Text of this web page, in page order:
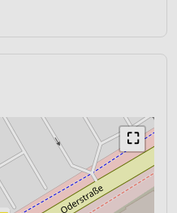
⛶